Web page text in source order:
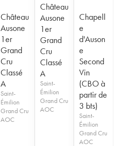
Château
Ausone
1er
Grand
Cru
Classé
A
Saint-
Émilion
Grand Cru
AOC
Château
Ausone
1er
Grand
Cru
Classé
A
Saint-
Émilion
Grand Cru
AOC
Chapell
e
d'Auson
e
Second
Vin
(CBO à
partir de
3 bts)
Saint-
Émilion
Grand Cru
AOC